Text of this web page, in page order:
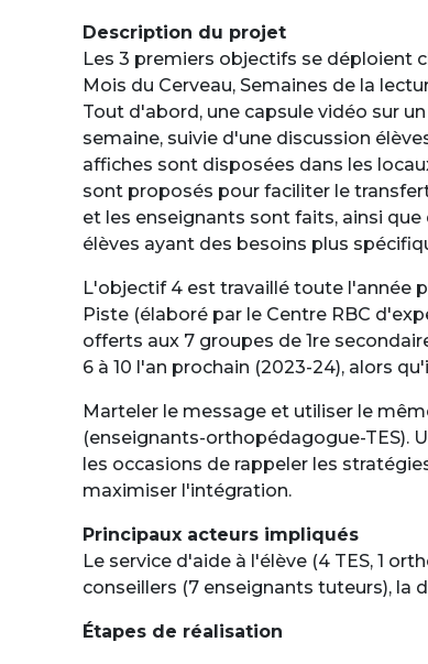
Description du projet
Les 3 premiers objectifs se déploient
Mois du Cerveau, Semaines de la
Tout d'abord, une capsule vidéo sur
semaine, suivie d'une discussion
affiches sont disposées dans les
sont proposés pour faciliter le
et les enseignants sont faits, ainsi
élèves ayant des besoins plus
L'objectif 4 est travaillé toute l'année
Piste (élaboré par le Centre RBC
offerts aux 7 groupes de 1re
6 à 10 l'an prochain (2023-24), alors
Marteler le message et utiliser le
(enseignants-orthopédagogue-TES).
les occasions de rappeler les
maximiser l'intégration.
Principaux acteurs impliqués
Le service d'aide à l'élève (4 TES, 1
conseillers (7 enseignants tuteurs), la
Étapes de réalisation